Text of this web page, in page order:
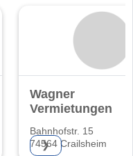
Wagner
Vermietungen
Bahnhofstr. 15
74564 Crailsheim
❯